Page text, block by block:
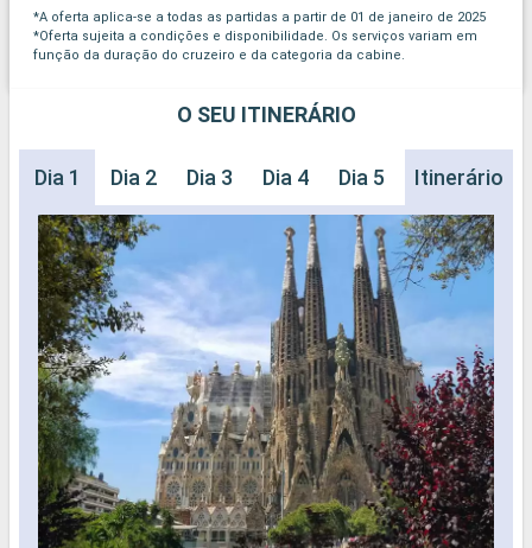
*A oferta aplica-se a todas as partidas a partir de 01 de janeiro de 2025
*Oferta sujeita a condições e disponibilidade. Os serviços variam em
função da duração do cruzeiro e da categoria da cabine.
O SEU ITINERÁRIO
Dia 1 Dia 2 Dia 3 Dia 4 Dia 5 Dia 6 Dia
Itinerário